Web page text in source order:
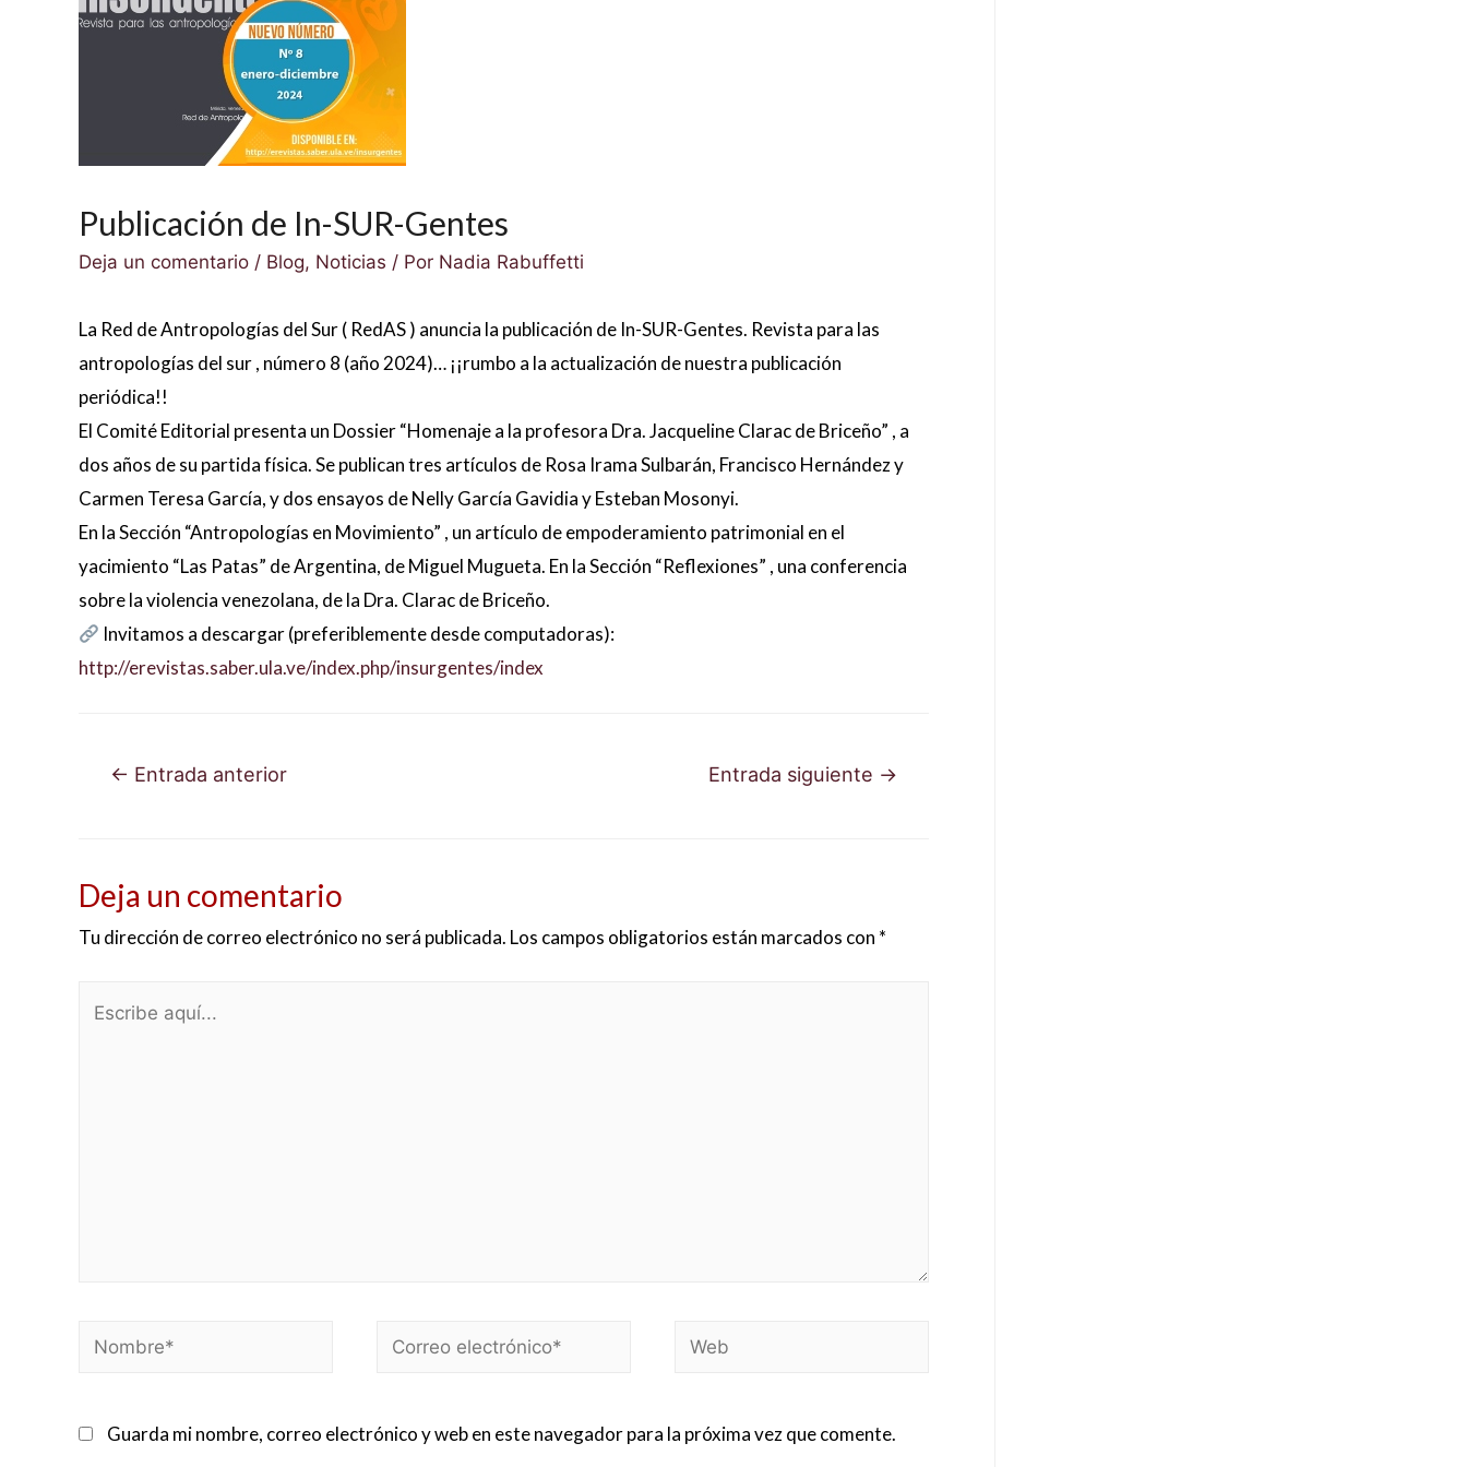
Publicación de In-SUR-Gentes
Deja un comentario / Blog, Noticias / Por Nadia Rabuffetti
La Red de Antropologías del Sur ( RedAS ) anuncia la publicación de In-SUR-Gentes. Revista para las
antropologías del sur , número 8 (año 2024)… ¡¡rumbo a la actualización de nuestra publicación
periódica!!
El Comité Editorial presenta un Dossier “Homenaje a la profesora Dra. Jacqueline Clarac de Briceño” , a
dos años de su partida física. Se publican tres artículos de Rosa Irama Sulbarán, Francisco Hernández y
Carmen Teresa García, y dos ensayos de Nelly García Gavidia y Esteban Mosonyi.
En la Sección “Antropologías en Movimiento” , un artículo de empoderamiento patrimonial en el
yacimiento “Las Patas” de Argentina, de Miguel Mugueta. En la Sección “Reflexiones” , una conferencia
sobre la violencia venezolana, de la Dra. Clarac de Briceño.
Invitamos a descargar (preferiblemente desde computadoras):
http://erevistas.saber.ula.ve/index.php/insurgentes/index
Navegación
← Entrada anterior Entrada siguiente →
Deja un comentario
Tu dirección de correo electrónico no será publicada. Los campos obligatorios están marcados con *
Nombre*
Correo
Web
Guarda mi nombre, correo electrónico y web en este navegador para la próxima vez que comente.